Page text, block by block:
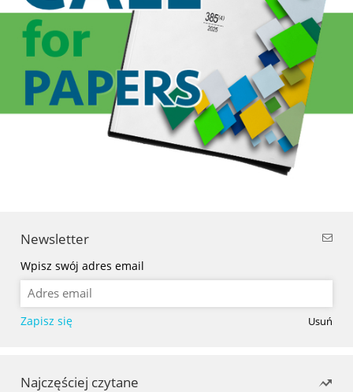
Newsletter
Wpisz swój adres email
Zapisz się Usuń
Najczęściej czytane